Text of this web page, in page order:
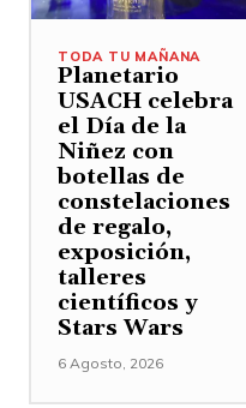
TODA TU MAÑANA
Planetario
USACH celebra
el Día de la
Niñez con
botellas de
constelaciones
de regalo,
exposición,
talleres
científicos y
Stars Wars
6 Agosto, 2026